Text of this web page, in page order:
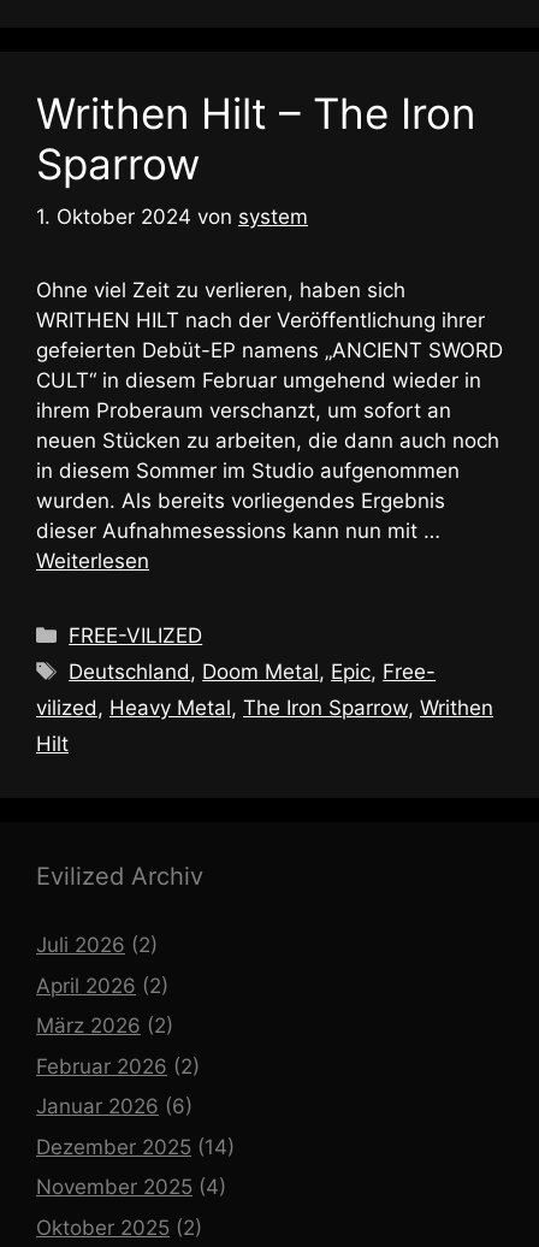
Writhen Hilt – The Iron
Sparrow
1. Oktober 2024 von system
Ohne viel Zeit zu verlieren, haben sich
WRITHEN HILT nach der Veröffentlichung ihrer
gefeierten Debüt-EP namens „ANCIENT SWORD
CULT“ in diesem Februar umgehend wieder in
ihrem Proberaum verschanzt, um sofort an
neuen Stücken zu arbeiten, die dann auch noch
in diesem Sommer im Studio aufgenommen
wurden. Als bereits vorliegendes Ergebnis
dieser Aufnahmesessions kann nun mit …
Weiterlesen
Kategorien
FREE-VILIZED
Schlagwörter
Deutschland, Doom Metal, Epic, Free-
vilized, Heavy Metal, The Iron Sparrow, Writhen
Hilt
Evilized Archiv
Juli 2026 (2)
April 2026 (2)
März 2026 (2)
Februar 2026 (2)
Januar 2026 (6)
Dezember 2025 (14)
November 2025 (4)
Oktober 2025 (2)